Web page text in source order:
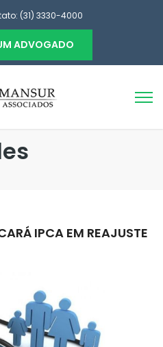
(31) 3330-4000
ADVOGADO
IPCA EM REAJUSTE